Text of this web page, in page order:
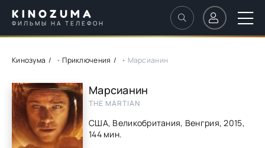
KINOZUMA
ФИЛЬМЫ НА ТЕЛЕФОН
Кинозума •Приключения • Марсианин
Марсианин
THE MARTIAN
США, Великобритания, Венгрия,2015,
144 мин.